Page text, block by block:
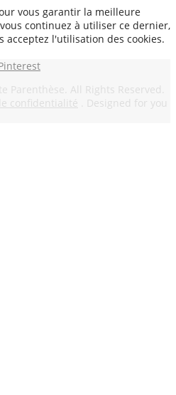
vous garantir la meilleure
continuez à utiliser ce dernier,
acceptez l'utilisation des cookies.
Parenthèse. All Rights Reserved.
confidentialité . Designed for you